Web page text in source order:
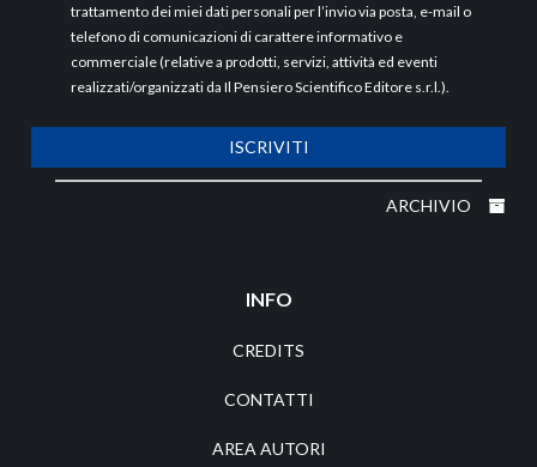
trattamento dei miei dati personali per l’invio via posta, e-mail o
telefono di comunicazioni di carattere informativo e
commerciale (relative a prodotti, servizi, attività ed eventi
realizzati/organizzati da Il Pensiero Scientifico Editore s.r.l.).
ISCRIVITI
ARCHIVIO
INFO
CREDITS
CONTATTI
AREA AUTORI